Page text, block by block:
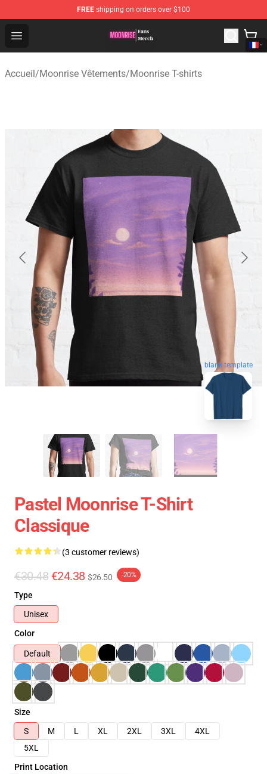
FREE shipping on orders over $100
Open menu
Moonrise Store - Official Moonrise Merchandise Shop
Accueil/Moonrise Vêtements/Moonrise T-shirts
blank template
Pastel Moonrise T-Shirt
Classique
(3 customer reviews)
€30.48 €24.38 $26.50 -20%
Type
Unisex
Color
Default
Size
S
M L XL 2XL 3XL
4XL
5XL
Print Location